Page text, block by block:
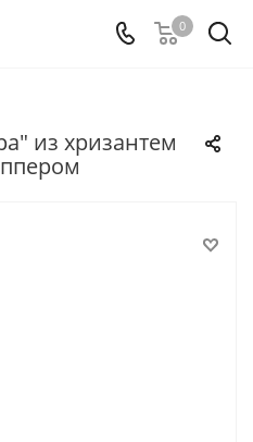
0
из хризантем